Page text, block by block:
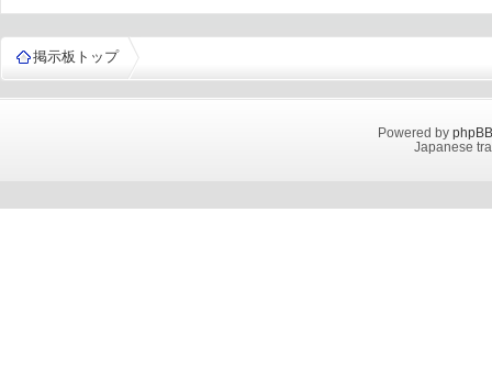
掲示板トップ
Powered by phpBB
Japanese